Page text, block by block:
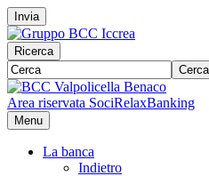
Invia
Ricerca
Cerca
Area riservata SociRelaxBanking
Menu
La banca
Indietro